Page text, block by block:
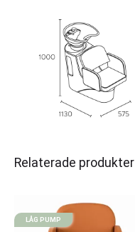
Relaterade produkter
LÅG PUMP